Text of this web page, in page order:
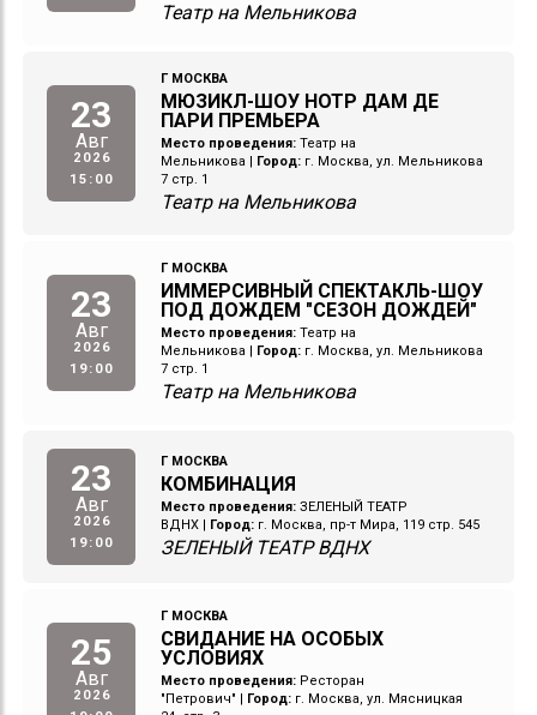
Театр на Мельникова
23
Авг
2026
15:00
Г МОСКВА
МЮЗИКЛ-ШОУ НОТР ДАМ ДЕ
ПАРИ ПРЕМЬЕРА
Место проведения: Театр на
Мельникова
Город: г. Москва, ул. Мельникова
7 стр. 1
Театр на Мельникова
23
Авг
2026
19:00
Г МОСКВА
ИММЕРСИВНЫЙ СПЕКТАКЛЬ-ШОУ
ПОД ДОЖДЕМ "СЕЗОН ДОЖДЕЙ"
Место проведения: Театр на
Мельникова
Город: г. Москва, ул. Мельникова
7 стр. 1
Театр на Мельникова
23
Авг
2026
19:00
Г МОСКВА
КОМБИНАЦИЯ
Место проведения: ЗЕЛЕНЫЙ ТЕАТР
ВДНХ | Город: г. Москва, пр-т Мира, 119 стр. 545
ЗЕЛЕНЫЙ ТЕАТР ВДНХ
25
Авг
2026
Г МОСКВА
СВИДАНИЕ НА ОСОБЫХ
УСЛОВИЯХ
Место проведения: Ресторан
"Петрович"
Город: г. Москва, ул. Мясницкая